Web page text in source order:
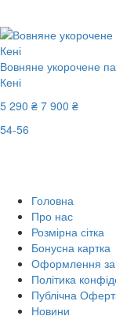
Вовняне укорочене
Кені
5 290 ₴ 7 900 ₴
54-56
Головна
Про нас
Розмірна сітка
Бонусна картка
Оформлення
Політика
Публічна
Новини